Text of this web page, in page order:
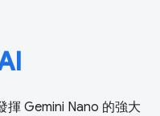
揮 Gemini Nano 的強大